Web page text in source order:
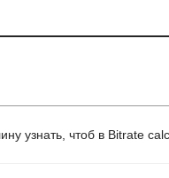
узнать, чтоб в Bitrate